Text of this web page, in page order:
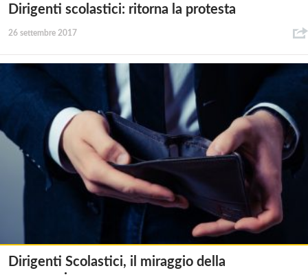
Dirigenti scolastici: ritorna la protesta
26 settembre 2017
Dirigenti Scolastici, il miraggio della